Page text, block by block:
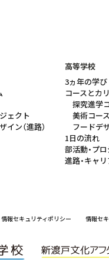
ェクト
イン（進路）
高等学校
3ヵ年の学び
コースとカ
探究進学
美術コース
フードデ
1日の流れ
部活動・プ
進路・キャ
情報セキュリティポリシー 情報セ